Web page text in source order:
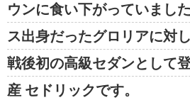
ウンに食い下がっていまし
ス出身だったグロリアに対
戦後初の高級セダンとして
産 セドリックです。